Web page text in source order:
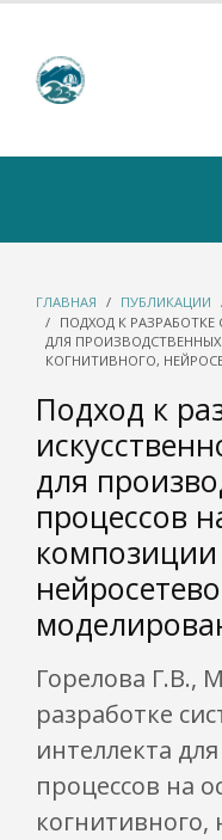
ГЛАВНАЯ ПУБЛИКАЦИИ
ПОДХОД К
ДЛЯ
КОГНИТИВНОГО,
Подход к
для
процессов
Горелова Г.В.,
разработке
интеллекта
процессов на
когнитивного,